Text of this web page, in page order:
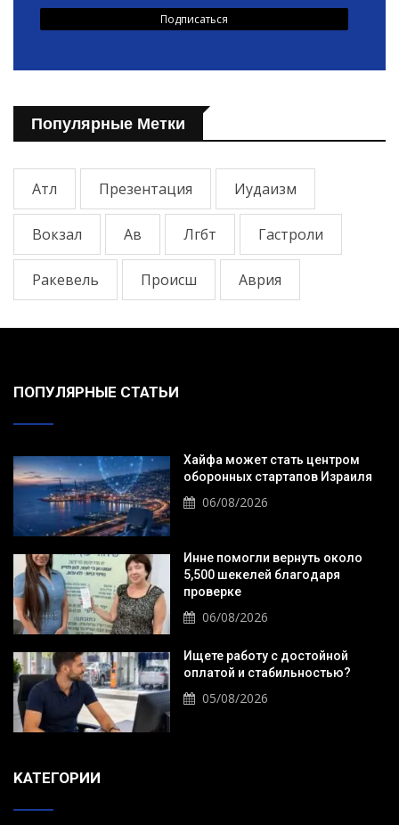
Популярные Метки
Атл Презентация Иудаизм
Вокзал Ав Лгбт Гастроли
Ракевель Происш Аврия
ПОПУЛЯРНЫЕ СТАТЬИ
Хайфа может стать центром
оборонных стартапов Израиля
06/08/2026
Инне помогли вернуть около
5,500 шекелей благодаря
проверке
06/08/2026
Ищете работу с достойной
оплатой и стабильностью?
05/08/2026
KАТЕГОРИИ